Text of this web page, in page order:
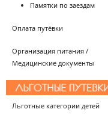
Памятки по заездам
Оплата путёвки
Организация питания /
Медицинские документы
Льготные категории детей